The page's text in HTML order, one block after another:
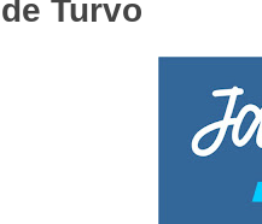
de Turvo